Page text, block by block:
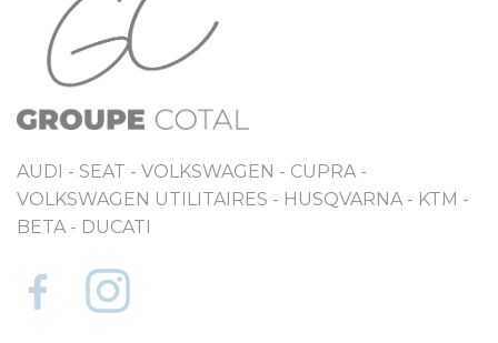
AUDI - SEAT - VOLKSWAGEN - CUPRA -
VOLKSWAGEN UTILITAIRES - HUSQVARNA - KTM -
BETA - DUCATI